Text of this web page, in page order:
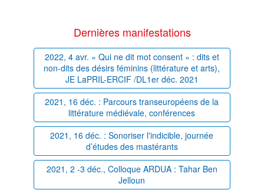
Dernières manifestations
2022, 4 avr. « Qui ne dit mot consent » : dits et
non-dits des désirs féminins (littérature et arts),
JE LaPRIL-ERCIF /DL1er déc. 2021
2021, 16 déc. : Parcours transeuropéens de la
littérature médiévale, conférences
2021, 16 déc. : Sonoriser l'indicible, journée
d’études des mastérants
2021, 2 -3 déc., Colloque ARDUA : Tahar Ben
Jelloun